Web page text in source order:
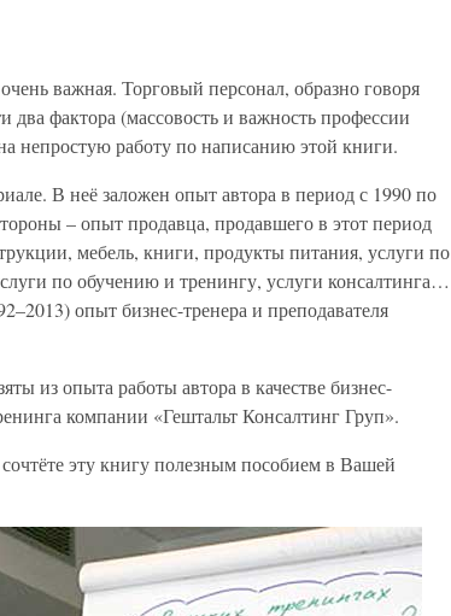
важная. Торговый персонал, образно говоря
фактора (массовость и важность профессии
непростую работу по написанию этой книги.
В неё заложен опыт автора в период с 1990 по
– опыт продавца, продавшего в этот период
мебель, книги, продукты питания, услуги по
по обучению и тренингу, услуги консалтинга…
опыт бизнес-тренера и преподавателя
из опыта работы автора в качестве бизнес-
компании «Гештальт Консалтинг Груп».
эту книгу полезным пособием в Вашей